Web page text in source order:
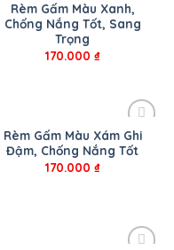
Rèm Gấm Màu Xanh,
Chống Nắng Tốt, Sang
Trọng
170.000 ₫
Rèm Gấm Màu Xám Ghi
Đậm, Chống Nắng Tốt
170.000 ₫